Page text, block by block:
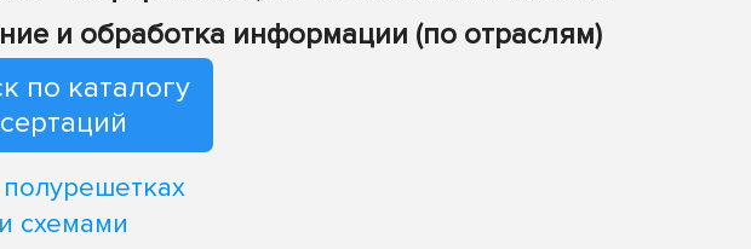
и обработка информации (по отраслям)
по каталогу
схемами